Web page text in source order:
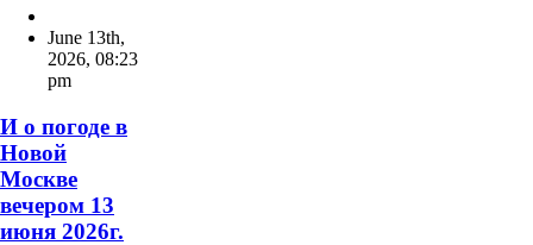
June 13th,
2026, 08:23
pm
И о погоде в
Новой
Москве
вечером 13
июня 2026г.